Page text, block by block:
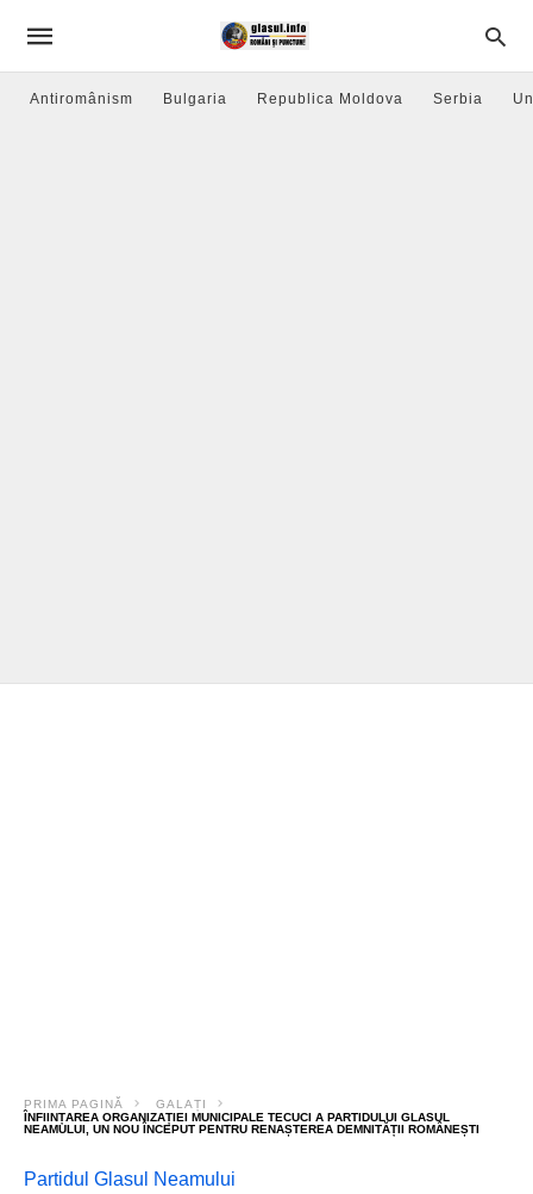
Antiromânism Bulgaria Republica Moldova Serbia
PRIMA PAGINĂ
GALAȚI
ÎNFIINȚAREA ORGANIZAȚIEI MUNICIPALE TECUCI A PARTIDULUI GLASUL
NEAMULUI, UN NOU ÎNCEPUT PENTRU RENAȘTEREA DEMNITĂȚII ROMÂNEȘTI
Partidul Glasul Neamului